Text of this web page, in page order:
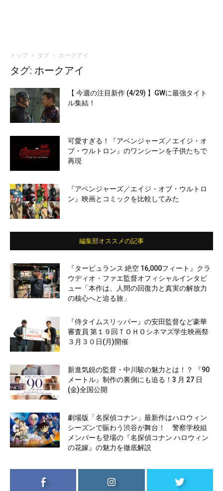
トップ タグ ホークアイ
タグ: ホークアイ
【 今週の注目新作 (4/29) 】GWに最強タイト
ル集結！
可愛すぎる！『アベンジャーズ／エイジ・オ
ブ・ウルトロン』のワンシーンを子供たちで
再現
『アベンジャーズ／エイジ・オブ・ウルトロ
ン』映画とコミックを比較してみた
編集部オススメの記事
『タービュランス 絶空 16,000フィート』クラ
ウディオ・ファエ監督オフィシャルインタビ
ュー「本作は、人間の回復力と真実の解放力
の核心へと迫る旅」
『侍タイムスリッパー』の安田監督など豪華
審査員 第１９回ＴＯＨＯシネマズ学生映画祭
３月３０日(月)開催
新進気鋭の監督・中川駿の魅力とは！？ 『90
メートル』制作の裏側にも迫る！3 月 27 日
(金)全国公開
劇場版「名探偵コナン」最新作はハロウィン
シーズンで賑わう渋谷が舞台！ 警察学校組
メンバーも登場の『名探偵コナン ハロウィン
の花嫁』の魅力を徹底解説